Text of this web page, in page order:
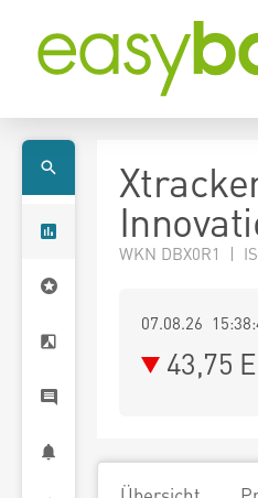
WKN DBX0R1 |
07.08.26
43,75